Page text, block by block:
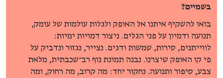
בשמיים?
בואו להשקיף איתנו אל האופק ולגלות עולמות של עומק,
תנועה ודמיון על פני הגלים. ניצור דמויות ימיות:
לווייתנים, סירות, שמשות ודגים. נצייר, נגזור ונדביק על
פי קו האופק שיצרנו. נבנה תמונת נוף רב־שכבתית, מלאת
צבע, סיפור ותנועה. נחקור יחד: מה קרוב, מה רחוק, ומה